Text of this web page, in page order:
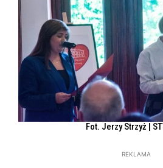
Fot. Jerzy Strzyż |
REKLAMA